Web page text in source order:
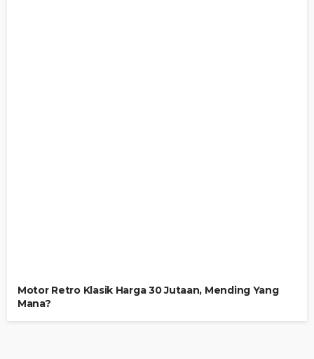
Motor Retro Klasik Harga 30 Jutaan, Mending Yang
Mana?